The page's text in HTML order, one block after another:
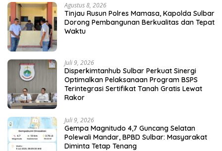
Agustus 8, 2026
Tinjau Rusun Polres Mamasa, Kapolda Sulbar
Dorong Pembangunan Berkualitas dan Tepat
Waktu
Juli 9, 2026
Disperkimtanhub Sulbar Perkuat Sinergi
Optimalkan Pelaksanaan Program BSPS
Terintegrasi Sertifikat Tanah Gratis Lewat
Rakor
Juli 9, 2026
Gempa Magnitudo 4,7 Guncang Selatan
Polewali Mandar, BPBD Sulbar: Masyarakat
Diminta Tetap Tenang